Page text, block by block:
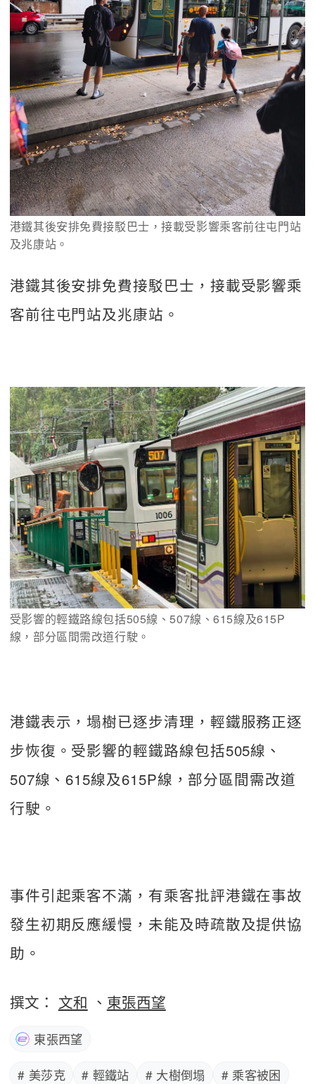
港鐵其後安排免費接駁巴士，接載受影響乘客前往屯門站
及兆康站。
港鐵其後安排免費接駁巴士，接載受影響乘
客前往屯門站及兆康站。
受影響的輕鐵路線包括505線、507線、615線及615P
線，部分區間需改道行駛。
港鐵表示，塌樹已逐步清理，輕鐵服務正逐
步恢復。受影響的輕鐵路線包括505線、
507線、615線及615P線，部分區間需改道
行駛。
事件引起乘客不滿，有乘客批評港鐵在事故
發生初期反應緩慢，未能及時疏散及提供協
助。
撰文： 文和 、 東張西望
東張西望
# 美莎克 # 輕鐵站 # 大樹倒塌 # 乘客被困